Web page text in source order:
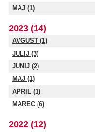
MAJ (1)
2023 (14)
AVGUST (1)
JULIJ (3)
JUNIJ (2)
MAJ (1)
APRIL (1)
MAREC (6)
2022 (12)